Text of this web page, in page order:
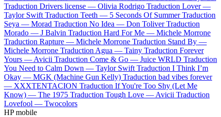
Traduction Drivers license — Olivia Rodrigo Traduction Lover —
Taylor Swift Traduction Teeth — 5 Seconds Of Summer Traduction
Seya — Morad Traduction No Idea — Don Toliver Traduction
Morado — J Balvin Traduction Hard For Me — Michele Morrone
Traduction Rapture — Michele Morrone Traduction Stand By —
Michele Morrone Traduction Agua — Tainy Traduction Forever
Yours — Avicii Traduction Come & Go — Juice WRLD Traduction
You Need to Calm Down — Taylor Swift Traduction I Think I’m
Okay — MGK (Machine Gun Kelly) Traduction bad vibes forever
— XXXTENTACION Traduction If You're Too Shy (Let Me
Know) — The 1975 Traduction Tough Love — Avicii Traduction
Lovefool — Twocolors
HP mobile